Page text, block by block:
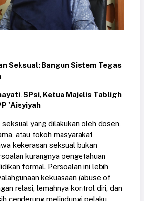
Seksual: Bangun Sistem Tegas
SPsi, Ketua Majelis Tabligh
'Aisyiyah
yang dilakukan oleh dosen,
atau tokoh masyarakat
kekerasan seksual bukan
kurangnya pengetahuan
formal. Persoalan ini lebih
kekuasaan (abuse of
relasi, lemahnya kontrol diri, dan
cenderung melindungi pelaku